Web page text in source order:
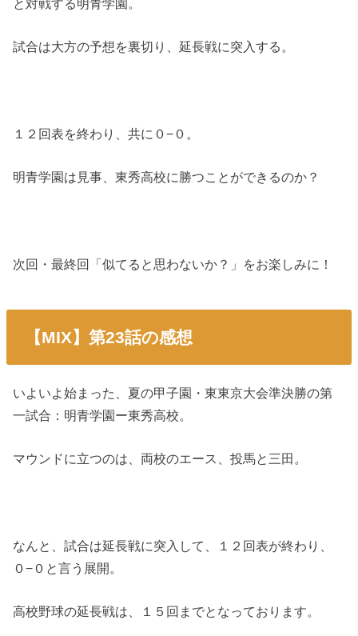
試合は大方の予想を裏切り、延長戦に突入する。
１２回表を終わり、共に０−０。
明青学園は見事、東秀高校に勝つことができるのか？
次回・最終回「似てると思わないか？」をお楽しみに！
【MIX】第23話の感想
いよいよ始まった、夏の甲子園・東東京大会準決勝の第
一試合：明青学園ー東秀高校。
マウンドに立つのは、両校のエース、投馬と三田。
なんと、試合は延長戦に突入して、１２回表が終わり、
０−０と言う展開。
高校野球の延長戦は、１５回までとなっております。